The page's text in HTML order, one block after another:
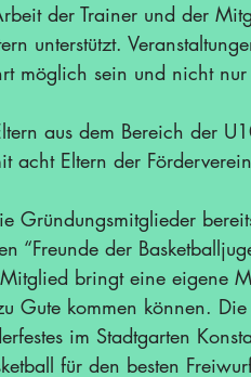
der Trainer und der
unterstützt.
möglich sein und nicht
aus dem Bereich der
acht Eltern der
Gründungsmitglieder
“Freunde der
bringt eine eigene
Gute kommen können.
im Stadtgarten
für den besten